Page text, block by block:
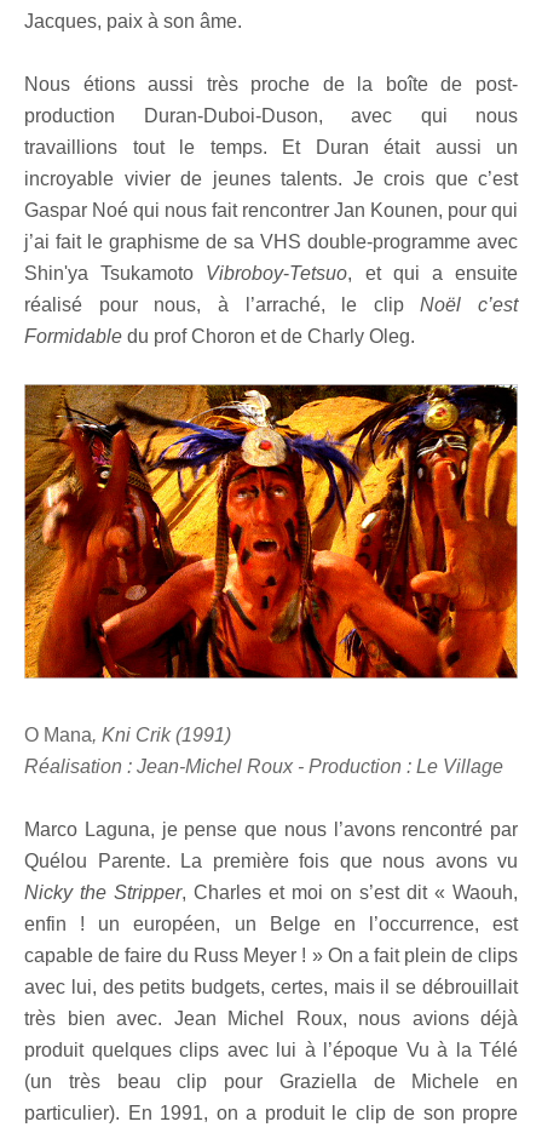
Jacques, paix à son âme.
Nous étions aussi très proche de la boîte de post-
production Duran-Duboi-Duson, avec qui nous
travaillions tout le temps. Et Duran était aussi un
incroyable vivier de jeunes talents. Je crois que c’est
Gaspar Noé qui nous fait rencontrer Jan Kounen, pour qui
j’ai fait le graphisme de sa VHS double-programme avec
Shin'ya Tsukamoto Vibroboy-Tetsuo, et qui a ensuite
réalisé pour nous, à l’arraché, le clipNoël c’est
Formidable du prof Choron et de Charly Oleg.
O Mana, Kni Crik (1991)
Réalisation : Jean-Michel Roux - Production : Le Village
Marco Laguna, je pense que nous l’avons rencontré par
Quélou Parente. La première fois que nous avons vu
Nicky the Stripper, Charles et moi on s’est dit « Waouh,
enfin ! un européen, un Belge en l’occurrence, est
capable de faire du Russ Meyer ! » On a fait plein de clips
avec lui, des petits budgets, certes, mais il se débrouillait
très bien avec. Jean Michel Roux, nous avions déjà
produit quelques clips avec lui à l’époque Vu à la Télé
(un très beau clip pour Graziella de Michele en
particulier). En 1991, on a produit le clip de son propre